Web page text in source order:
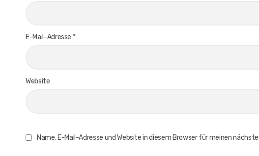
E-Mail-Adresse *
Website
Name, E-Mail-Adresse und Website in diesem Browser für meinen